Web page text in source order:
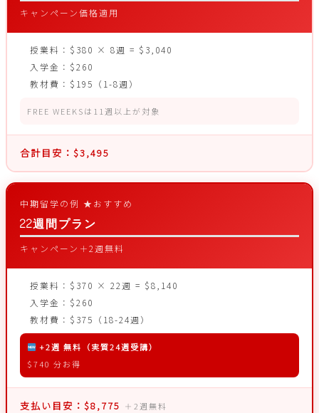
キャンペーン価格適用
授業料：$380 × 8週 = $3,040
入学金：$260
教材費：$195（1-8週）
FREE WEEKSは11週以上が対象
合計目安： $3,495
中期留学の例 ★おすすめ
22週間プラン
キャンペーン＋2週無料
授業料：$370 × 22週 = $8,140
入学金：$260
教材費：$375（18-24週）
+2週 無料（実質24週受講）
$740 分お得
支払い目安： $8,775 ＋2週無料